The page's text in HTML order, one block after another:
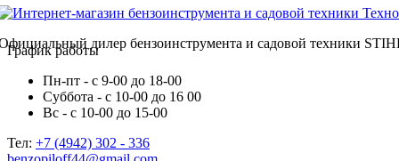
дилер бензоинструмента и садовой техники
График работы
Пн-пт - с 9-00 до 18-00
Суббота - с 10-00 до 16 00
Вс - с 10-00 до 15-00
Тел: +7 (4942) 302 - 336